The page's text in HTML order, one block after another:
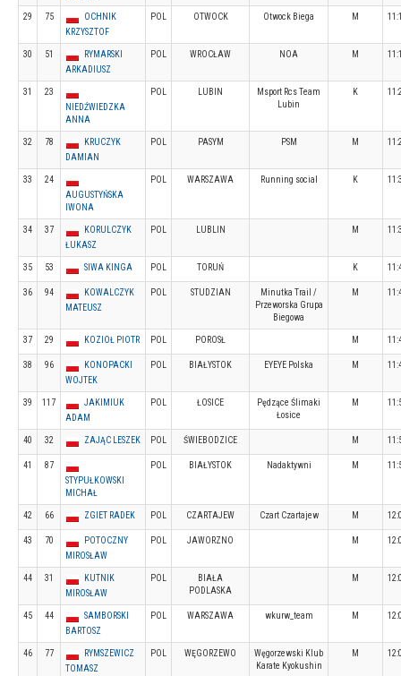
29 75
OCHNIK
KRZYSZTOF
POL OTWOCK Otwock Biega M
30 51
RYMARSKI
ARKADIUSZ
POL WROCŁAW NOA M
31
23
NIEDŹWIEDZKA
ANNA
POL LUBIN
Msport Rcs Team
Lubin
K
32 78
KRUCZYK
DAMIAN
POL PASYM PSM M
33
24
AUGUSTYŃSKA
IWONA
POL WARSZAWA Running social K
34 37
KORULCZYK
ŁUKASZ
POL LUBLIN M
35 53 SIWA KINGA POL TORUŃ K
36 94
KOWALCZYK
MATEUSZ
POL STUDZIAN
Minutka Trail /
Przeworska Grupa
Biegowa
M
37 29 KOZIOŁ PIOTR POL POROSŁ M
38 96
KONOPACKI
WOJTEK
POL BIAŁYSTOK EYEYE Polska M
39 117
JAKIMIUK
ADAM
POL ŁOSICE
Pędzące Ślimaki
Łosice
M
40 32 ZAJĄC LESZEK POL ŚWIEBODZICE M
41
87
STYPUŁKOWSKI
MICHAŁ
POL BIAŁYSTOK Nadaktywni M
42 66 ZGIET RADEK POL CZARTAJEW Czart Czartajew M
43 70
POTOCZNY
MIROSŁAW
POL JAWORZNO M
44 31
KUTNIK
MIROSŁAW
POL
BIAŁA
PODLASKA
M
45 44
SAMBORSKI
BARTOSZ
POL WARSZAWA wkurw_team M
46 77
RYMSZEWICZ
TOMASZ
POL WĘGORZEWO
Węgorzewski Klub
Karate Kyokushin
M